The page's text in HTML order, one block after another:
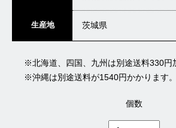
生産地 茨城県
※北海道、四国、九州は別途送料330円
※沖縄は別途送料が1540円かかります。
個数